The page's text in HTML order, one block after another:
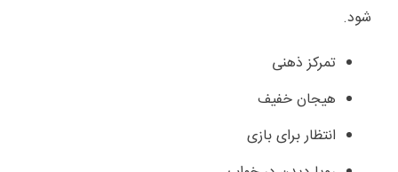
شود.
تمرکز ذهنی
هیجان خفیف
انتظار برای بازی